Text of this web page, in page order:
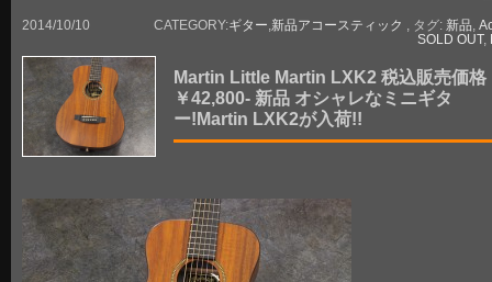
2014/10/10 CATEGORY:ギター 新品アコースティック , タグ: 新品
SOLD OUT,
Martin Little Martin LXK2 税込販売価格
￥42,800- 新品 オシャレなミニギタ
ー!Martin LXK2が入荷!!